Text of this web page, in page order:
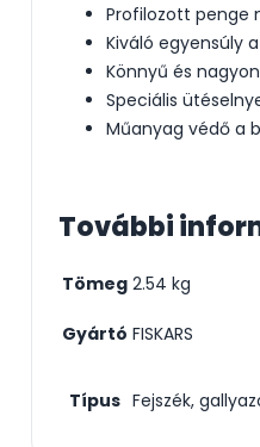
Profilozott penge
Kiváló egyensúly
Könnyű és
Speciális
Műanyag védő a
További
Tömeg 2.54 kg
Gyártó FISKARS
Típus Fejszék,